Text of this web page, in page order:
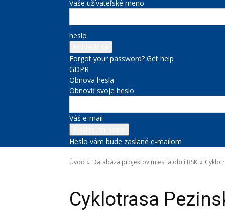
Vaše užívateľské meno
heslo
Forgot your password? Get help
GDPR
Obnova hesla
Obnoviť svoje heslo
Váš e-mail
Heslo vám bude zaslané e-mailom
Úvod Databáza projektov miest a obcí BSK
Cyklotrasa